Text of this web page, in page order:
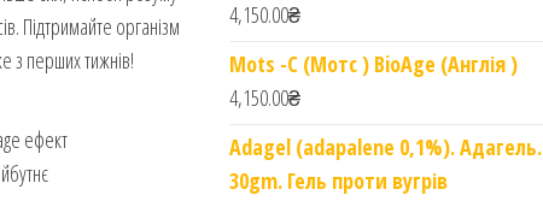
Підтримайте організм
з перших тижнів!
ефект
4,150.00₴
Mots -C (Мотс ) BioAge (Англія )
4,150.00₴
Adagel (adapalene 0,1%). Адагель.
30gm. Гель проти вугрів